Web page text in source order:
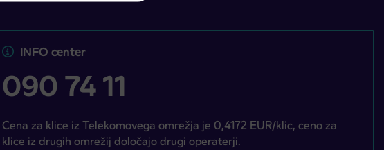
INFO center
090 74 11
Cena za klice iz Telekomovega omrežja je 0,4172 EUR/klic, ceno za
klice iz drugih omrežij določajo drugi operaterji.